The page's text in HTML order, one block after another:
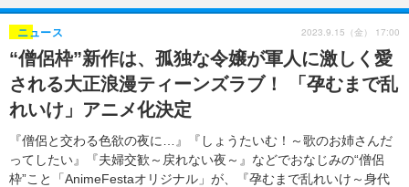
ゲーム グッズ
イベント 海外
海外イベント ビジネス
俳優・タレント アーティスト
ビジネス
アニメ 実写
書評 イベント
ゲーム 座談会
動画
アニメ
アニメ！アニメ！TV ABEMA Cafe
連載・コラム
“僧侶枠”新作は、孤独な令嬢が軍人に激しく愛
される大正浪漫ティーンズラブ！ 「孕むまで乱
れいけ」アニメ化決定
『僧侶と交わる色欲の夜に…』『しょうたいむ！～歌のお姉さんだ
ってしたい』『夫婦交歓～戻れない夜～』などでおなじみの“僧侶
枠”こと「AnimeFestaオリジナル」が、『孕むまで乱れいけ～身代
ニュース 2023.9.15（金） 17:00